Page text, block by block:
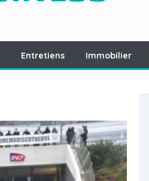
Entretiens Immobilier